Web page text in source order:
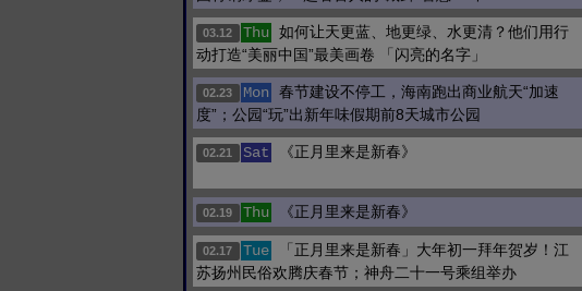
03.12 Thu
如何让天更蓝、地更绿、水更清？他们用行
动打造“美丽中国”最美画卷 「闪亮的名字」
02.23 Mon
春节建设不停工，海南跑出商业航天“加速
度”；公园“玩”出新年味假期前8天城市公园
02.21 Sat 《正月里来是新春》
02.19 Thu 《正月里来是新春》
02.17 Tue
「正月里来是新春」大年初一拜年贺岁！江
苏扬州民俗欢腾庆春节；神舟二十一号乘组举办